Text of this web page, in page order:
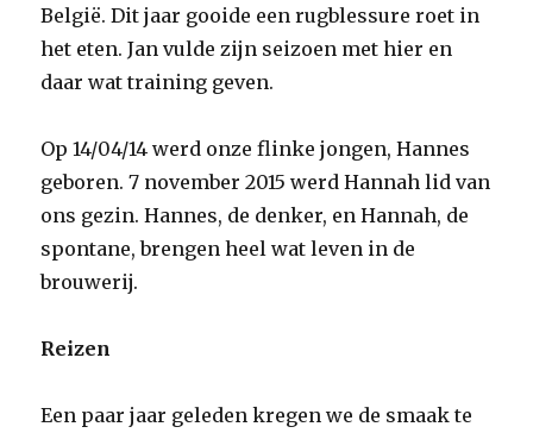
België. Dit jaar gooide een rugblessure roet in
het eten. Jan vulde zijn seizoen met hier en
daar wat training geven.
Op 14/04/14 werd onze flinke jongen, Hannes
geboren. 7 november 2015 werd Hannah lid van
ons gezin. Hannes, de denker, en Hannah, de
spontane, brengen heel wat leven in de
brouwerij.
Reizen
Een paar jaar geleden kregen we de smaak te